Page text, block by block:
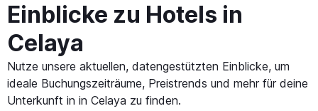
Einblicke zu Hotels in
Celaya
Nutze unsere aktuellen, datengestützten Einblicke, um
ideale Buchungszeiträume, Preistrends und mehr für deine
Unterkunft in in Celaya zu finden.